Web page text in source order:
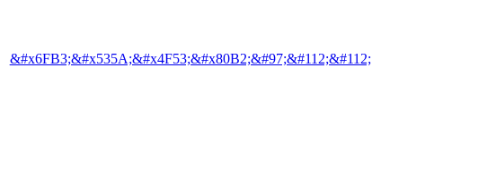
&#x6FB3;&#x535A;&#x4F53;&#x80B2;&#97;&#112;&#112;